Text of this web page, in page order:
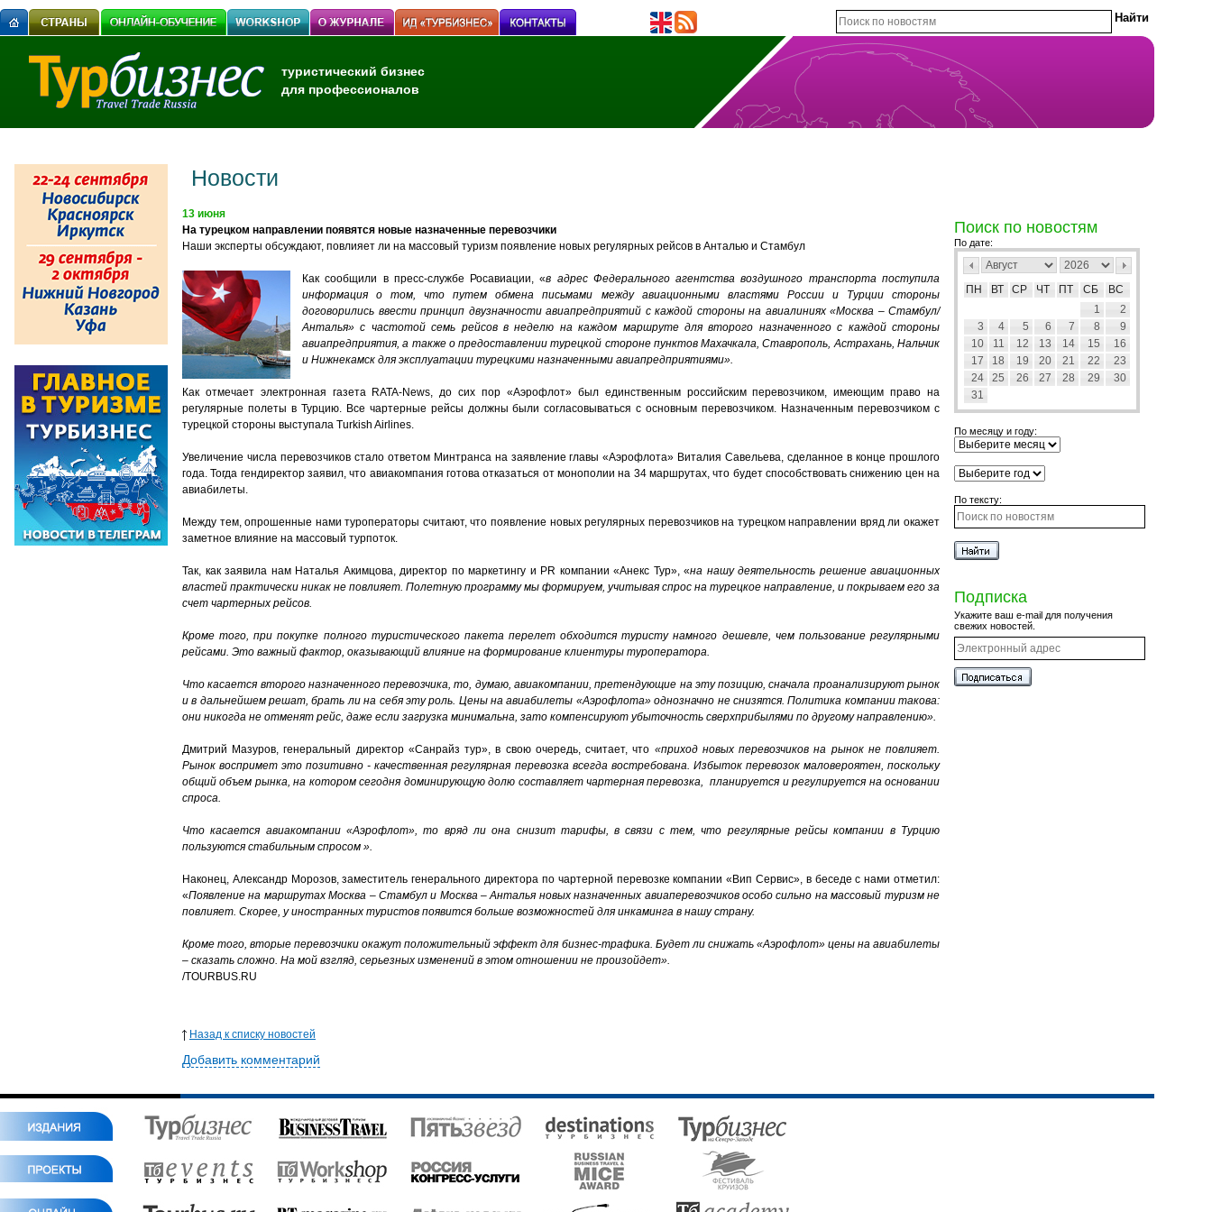
туристический бизнес
для профессионалов
Новости
13 июня
На турецком направлении появятся новые назначенные перевозчики
Наши эксперты обсуждают, повлияет ли на массовый туризм появление новых регулярных рейсов в Анталью и Стамбул
Как сообщили в пресс-службе Росавиации, «в адрес Федерального агентства воздушного транспорта поступила
информация о том, что путем обмена письмами между авиационными властями России и Турции стороны
договорились ввести принцип двузначности авиапредприятий с каждой стороны на авиалиниях «Москва – Стамбул/
Анталья» с частотой семь рейсов в неделю на каждом маршруте для второго назначенного с каждой стороны
авиапредприятия, а также о предоставлении турецкой стороне пунктов Махачкала, Ставрополь, Астрахань, Нальчик
и Нижнекамск для эксплуатации турецкими назначенными авиапредприятиями».
Как отмечает электронная газета RATA-News, до сих пор «Аэрофлот» был единственным российским перевозчиком, имеющим право на
регулярные полеты в Турцию. Все чартерные рейсы должны были согласовываться с основным перевозчиком. Назначенным перевозчиком с
турецкой стороны выступала Turkish Airlines.
Увеличение числа перевозчиков стало ответом Минтранса на заявление главы «Аэрофлота» Виталия Савельева, сделанное в конце прошлого
года. Тогда гендиректор заявил, что авиакомпания готова отказаться от монополии на 34 маршрутах, что будет способствовать снижению цен на
авиабилеты.
Между тем, опрошенные нами туроператоры считают, что появление новых регулярных перевозчиков на турецком направлении вряд ли окажет
заметное влияние на массовый турпоток.
Так, как заявила нам Наталья Акимцова, директор по маркетингу и PR компании «Анекс Тур», «на нашу деятельность решение авиационных
властей практически никак не повлияет. Полетную программу мы формируем, учитывая спрос на турецкое направление, и покрываем его за
счет чартерных рейсов.
Кроме того, при покупке полного туристического пакета перелет обходится туристу намного дешевле, чем пользование регулярными
рейсами. Это важный фактор, оказывающий влияние на формирование клиентуры туроператора.
Что касается второго назначенного перевозчика, то, думаю, авиакомпании, претендующие на эту позицию, сначала проанализируют рынок
и в дальнейшем решат, брать ли на себя эту роль. Цены на авиабилеты «Аэрофлота» однозначно не снизятся. Политика компании такова:
они никогда не отменят рейс, даже если загрузка минимальна, зато компенсируют убыточность сверхприбылями по другому направлению».
Дмитрий Мазуров, генеральный директор «Санрайз тур», в свою очередь, считает, что «приход новых перевозчиков на рынок не повлияет.
Рынок воспримет это позитивно - качественная регулярная перевозка всегда востребована. Избыток перевозок маловероятен, поскольку
общий объем рынка, на котором сегодня доминирующую долю составляет чартерная перевозка, планируется и регулируется на основании
спроса.
Что касается авиакомпании «Аэрофлот», то вряд ли она снизит тарифы, в связи с тем, что регулярные рейсы компании в Турцию
пользуются стабильным спросом ».
Наконец, Александр Морозов, заместитель генерального директора по чартерной перевозке компании «Вип Сервис», в беседе с нами отметил:
«Появление на маршрутах Москва – Стамбул и Москва – Анталья новых назначенных авиаперевозчиков особо сильно на массовый туризм не
повлияет. Скорее, у иностранных туристов появится больше возможностей для инкаминга в нашу страну.
Кроме того, вторые перевозчики окажут положительный эффект для бизнес-трафика. Будет ли снижать «Аэрофлот» цены на авиабилеты
– сказать сложно. На мой взгляд, серьезных изменений в этом отношении не произойдет».
/TOURBUS.RU
Назад к списку новостей
Добавить комментарий
Поиск по новостям
По дате:
ПН ВТ СР ЧТ ПТ СБ
ВС
1
2
3
4 5 6 7 8
9
10
11 12 13 14 15
16
17
18 19 20 21 22
23
24
25 26 27 28 29
30
31
По месяцу и году:
По тексту:
Подписка
Укажите ваш e-mail для получения
свежих новостей.